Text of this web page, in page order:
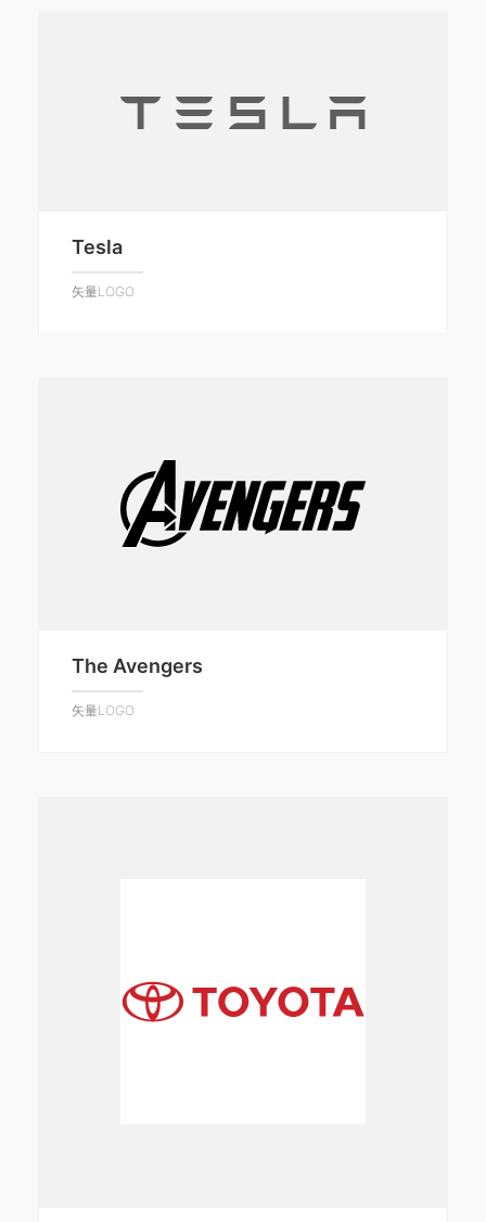
Tesla
矢量LOGO
The Avengers
矢量LOGO